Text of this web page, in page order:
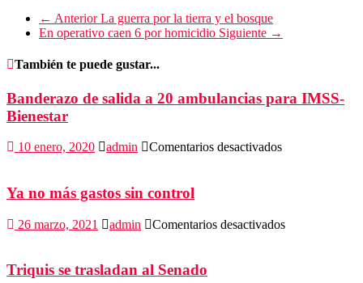
← AnteriorLa guerra por la tierra y el bosque
En operativo caen 6 por homicidio Siguiente →
También te puede gustar...
Banderazo de salida a 20 ambulancias para IMSS-
Bienestar
10 enero, 2020 admin Comentarios desactivadosen
ambulancias
Ya no más gastos sin control
26 marzo, 2021 admin Comentarios desactivadosen
Triquis se trasladan al Senado